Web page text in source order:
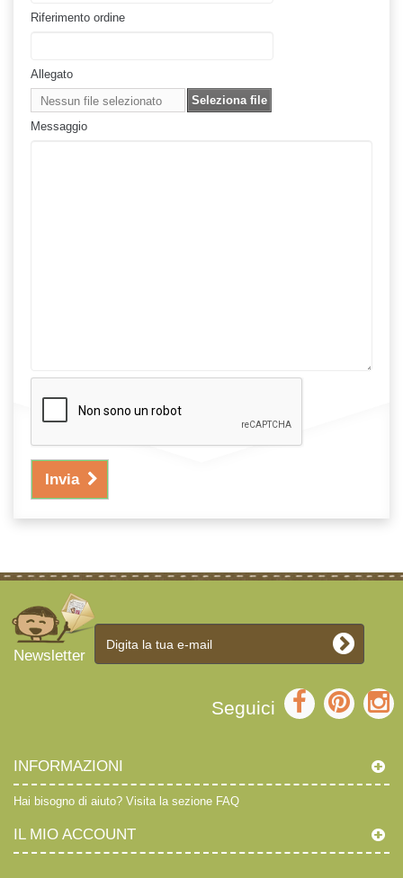
Riferimento ordine
Allegato
Nessun file selezionato
Seleziona file
Messaggio
Invia
Newsletter
Seguici
INFORMAZIONI
Hai bisogno di aiuto? Visita la sezione FAQ
IL MIO ACCOUNT